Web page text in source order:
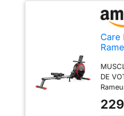
Care
DE